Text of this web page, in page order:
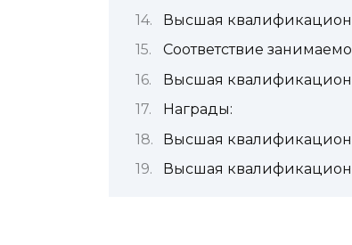
Высшая
Соответствие
Высшая
Награды:
Высшая
Высшая